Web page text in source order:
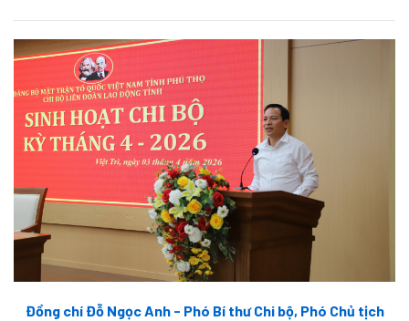
Đồng chí Đỗ Ngọc Anh - Phó Bí thư Chi bộ, Phó Chủ tịch